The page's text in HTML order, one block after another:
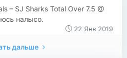
– SJ Sharks Total Over 7.5 @
налысо.
22 Янв 2019
дальше